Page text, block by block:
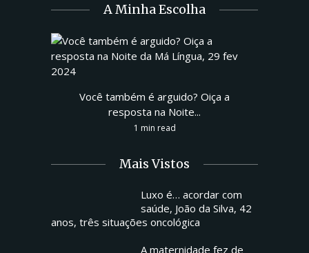
A Minha Escolha
Você também é arguido? Oiça a
resposta na Noite...
1 min read
Mais Vistos
Luxo é… acordar com
saúde, João da Silva, 42
anos, três situações oncológica
A maternidade fez de